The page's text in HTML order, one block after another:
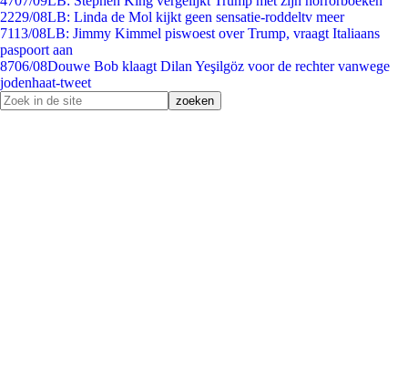
2229/08LB: Linda de Mol kijkt geen sensatie-roddeltv meer
7113/08LB: Jimmy Kimmel piswoest over Trump, vraagt Italiaans
paspoort aan
8706/08Douwe Bob klaagt Dilan Yeşilgöz voor de rechter vanwege
jodenhaat-tweet